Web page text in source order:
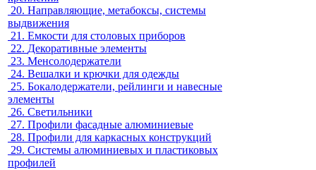
20. Направляющие, метабоксы, системы
выдвижения
21. Емкости для столовых приборов
22. Декоративные элементы
23. Менсолодержатели
24. Вешалки и крючки для одежды
25. Бокалодержатели, рейлинги и навесные
элементы
26. Светильники
27. Профили фасадные алюминиевые
28. Профили для каркасных конструкций
29. Системы алюминиевых и пластиковых
профилей